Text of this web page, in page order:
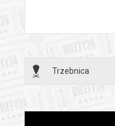
Trzebnica